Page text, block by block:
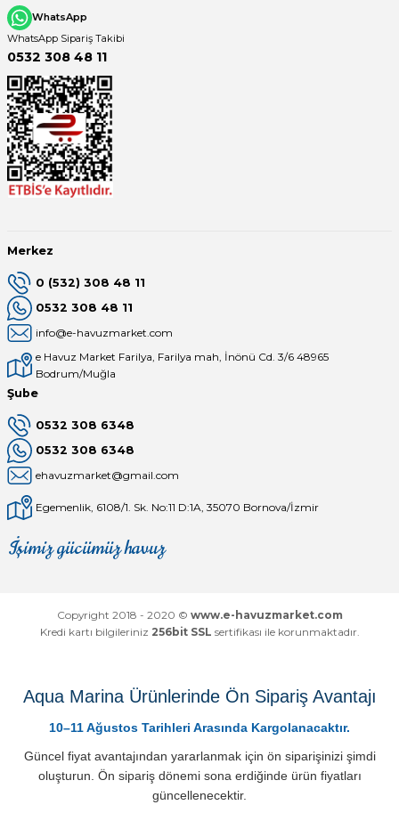
WhatsApp
WhatsApp Sipariş Takibi
0532 308 48 11
Merkez
0 (532) 308 48 11
0532 308 48 11
info@e-havuzmarket.com
e Havuz Market Farilya, Farilya mah, İnönü Cd. 3/6 48965
Bodrum/Muğla
Şube
0532 308 6348
0532 308 6348
ehavuzmarket@gmail.com
Egemenlik, 6108/1. Sk. No:11 D:1A, 35070 Bornova/İzmir
İşimiz gücümüz havuz
Mağaza
Depomuz
Copyright 2018 - 2020 © www.e-havuzmarket.com
Kredi kartı bilgileriniz 256bit SSL sertifikası ile korunmaktadır.
Aqua Marina Ürünlerinde Ön Sipariş Avantajı
10–11 Ağustos Tarihleri Arasında Kargolanacaktır.
Güncel fiyat avantajından yararlanmak için ön siparişinizi şimdi
oluşturun. Ön sipariş dönemi sona erdiğinde ürün fiyatları
güncellenecektir.